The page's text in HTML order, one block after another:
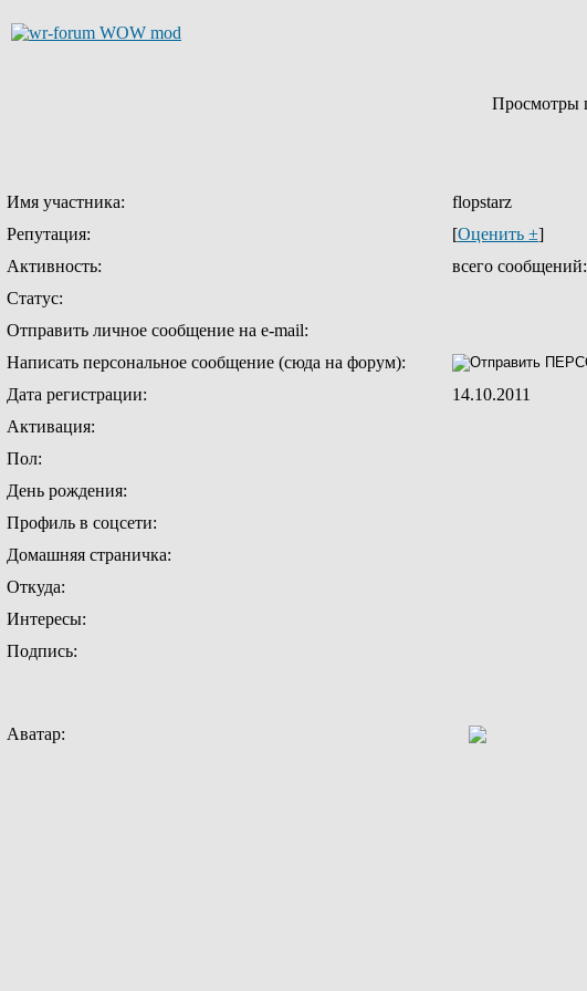
Просмотры
Имя участника:
flopstarz
Репутация:
[Оценить ±]
Активность:
всего сообщений:
Статус:
Отправить личное сообщение на e-mail:
Написать персональное сообщение (сюда на форум):
Дата регистрации:
14.10.2011
Активация:
Пол:
День рождения:
Профиль в соцсети:
Домашняя страничка:
Откуда:
Интересы:
Подпись:
Аватар: